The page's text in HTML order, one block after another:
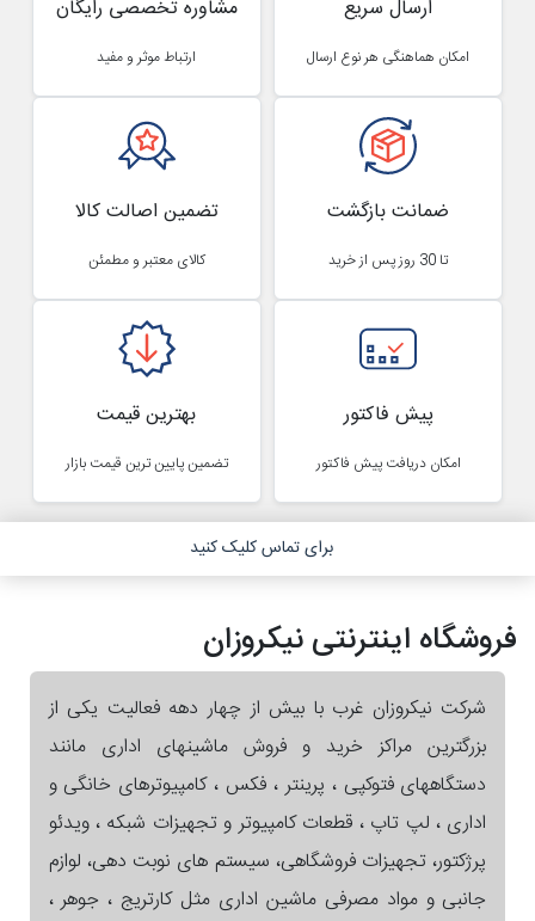
ارسال سریع
امکان هماهنگی هر نوع ارسال
مشاوره تخصصی رایگان
ارتباط موثر و مفید
ضمانت بازگشت
تا 30 روز پس از خرید
تضمین اصالت کالا
کالای معتبر و مطمئن
پیش فاکتور
امکان دریافت پیش فاکتور
بهترین قیمت
تضمین پایین ترین قیمت بازار
برای تماس کلیک کنید
فروشگاه اینترنتی نیکروزان
شرکت نیکروزان غرب با بیش از چهار دهه فعالیت یکی از
بزرگترین مراکز خرید و فروش ماشینهای اداری مانند
دستگاههای فتوکپی ، پرینتر ، فکس ، کامپیوترهای خانگی و
اداری ، لپ تاپ ، قطعات کامپیوتر و تجهیزات شبکه ، ویدئو
پرژکتور، تجهیزات فروشگاهی، سیستم های نوبت دهی، لوازم
جانبی و مواد مصرفی ماشین اداری مثل کارتریج ، جوهر ،